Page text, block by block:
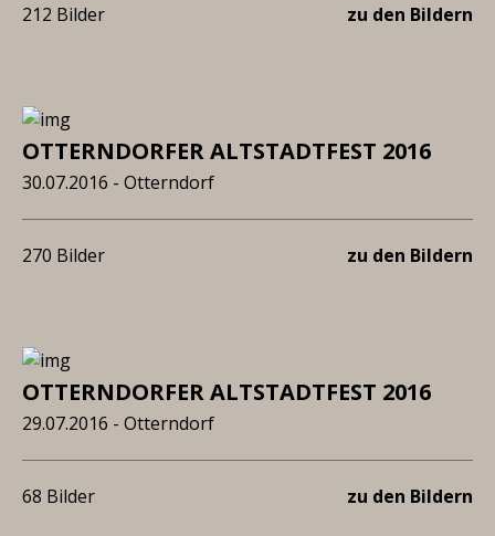
212 Bilder zu den Bildern
OTTERNDORFER ALTSTADTFEST 2016
30.07.2016 - Otterndorf
270 Bilder zu den Bildern
OTTERNDORFER ALTSTADTFEST 2016
29.07.2016 - Otterndorf
68 Bilder zu den Bildern